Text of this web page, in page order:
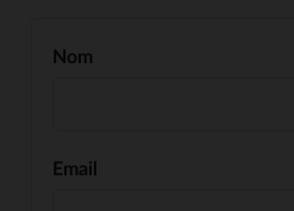
Nom
Email